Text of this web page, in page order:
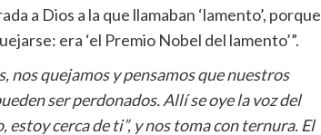
a Dios a la que llamaban ‘lamento’, porque
era ‘el Premio Nobel del lamento’”.
nos quejamos y pensamos que nuestros
ser perdonados. Allí se oye la voz del
estoy cerca de ti”, y nos toma con ternura. El